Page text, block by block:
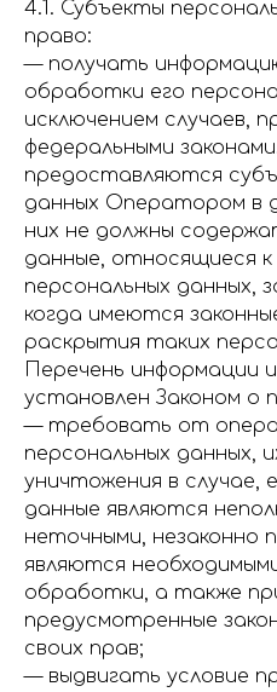
4.1. Субъекты
право:
— получать
обработки его
исключением случаев,
федеральными
предоставляются
данных Оператором в
них не должны
данные, относящиеся
персональных данных,
когда имеются
раскрытия таких
Перечень информации
установлен Законом о
— требовать от
персональных данных,
уничтожения в случае,
данные являются
неточными, незаконно
являются
обработки, а также
предусмотренные
своих прав;
— выдвигать условие